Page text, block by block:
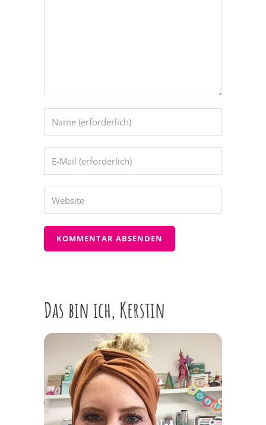
Das bin ich, Kerstin